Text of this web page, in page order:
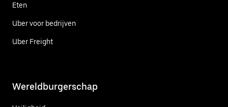
Eten
Uber voor bedrijven
Uber Freight
Wereldburgerschap